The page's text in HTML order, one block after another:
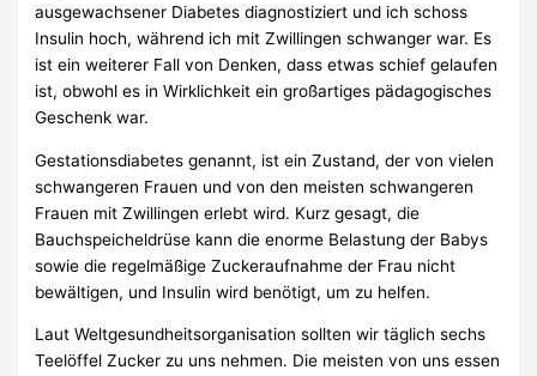
ausgewachsener Diabetes diagnostiziert und ich schoss
Insulin hoch, während ich mit Zwillingen schwanger war. Es
ist ein weiterer Fall von Denken, dass etwas schief gelaufen
ist, obwohl es in Wirklichkeit ein großartiges pädagogisches
Geschenk war.
Gestationsdiabetes genannt, ist ein Zustand, der von vielen
schwangeren Frauen und von den meisten schwangeren
Frauen mit Zwillingen erlebt wird. Kurz gesagt, die
Bauchspeicheldrüse kann die enorme Belastung der Babys
sowie die regelmäßige Zuckeraufnahme der Frau nicht
bewältigen, und Insulin wird benötigt, um zu helfen.
Laut Weltgesundheitsorganisation sollten wir täglich sechs
Teelöffel Zucker zu uns nehmen. Die meisten von uns essen